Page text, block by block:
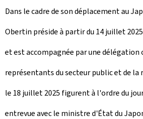
Dans le cadre de son déplacement au
Obertin préside à partir du 14 juillet
et est accompagnée par une délégation
représentants du secteur public et de la
le 18 juillet 2025 figurent à l'ordre du
entrevue avec le ministre d'État du